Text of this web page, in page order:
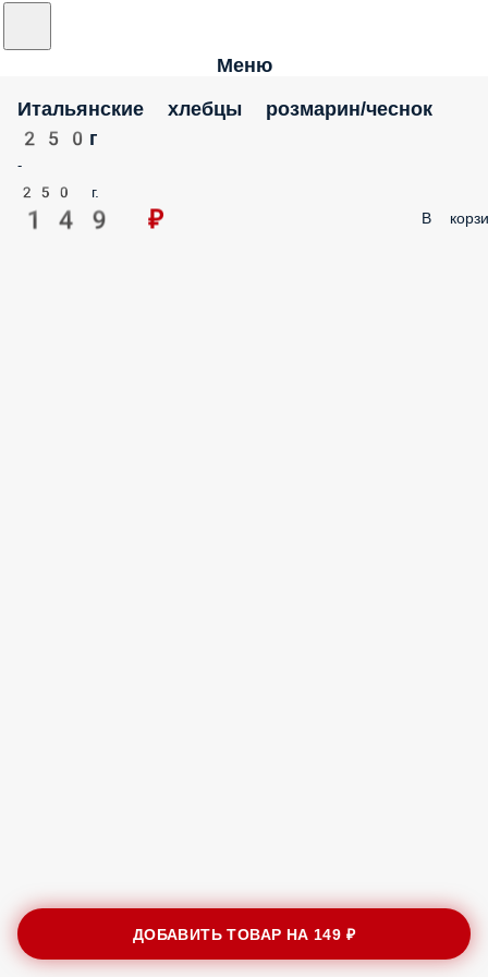
Меню
Итальянские хлебцы розмарин/чеснок
250г
-
250 г.
149 ₽ В
ДОБАВИТЬ ТОВАР НА 149 ₽